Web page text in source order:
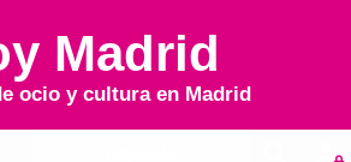
Madrid
ocio y cultura en Madrid